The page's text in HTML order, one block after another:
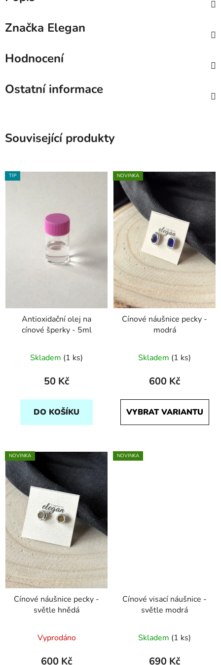
Značka Elegan
Hodnocení
Ostatní informace
Související produkty
TIP
Antioxidační olej na
cínové šperky - 5ml
Skladem (1 ks)
50 Kč
DO KOŠÍKU
NOVINKA
Cínové náušnice pecky -
modrá
Skladem (1 ks)
600 Kč
VYBRAT VARIANTU
NOVINKA
Cínové náušnice pecky -
světle hnědá
Vyprodáno
600 Kč
NOVINKA
Cínové visací náušnice -
světle modrá
Skladem (1 ks)
690 Kč